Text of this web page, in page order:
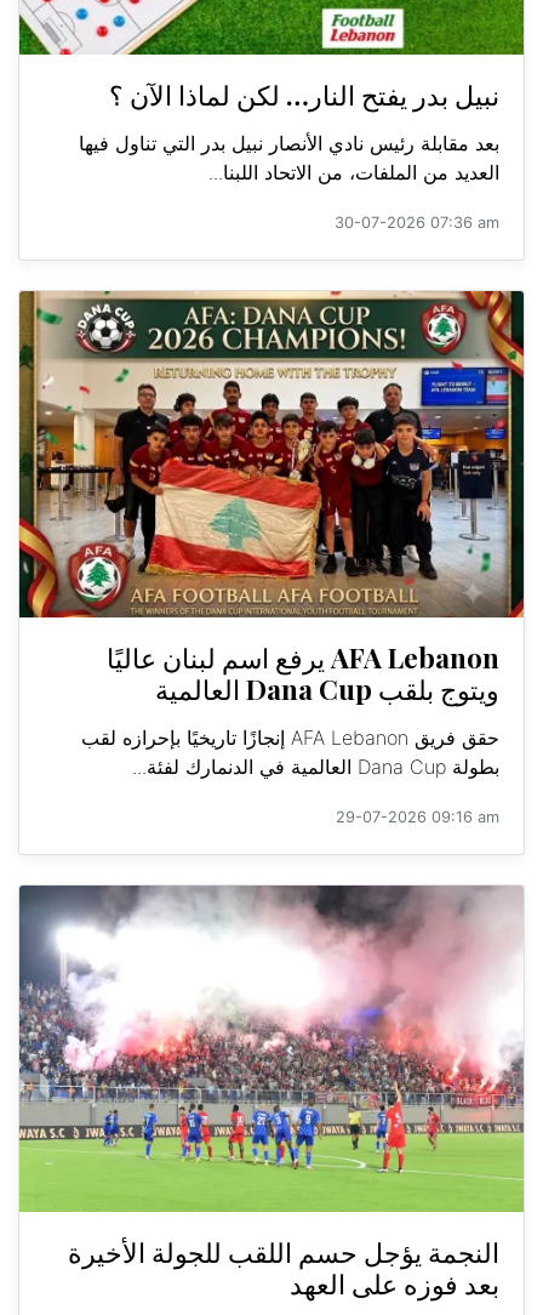
نبيل بدر يفتح النار… لكن لماذا الآن ؟
بعد مقابلة رئيس نادي الأنصار نبيل بدر التي تناول فيها
العديد من الملفات، من الاتحاد اللبنا...
30-07-2026 07:36 am
AFA Lebanon يرفع اسم لبنان عاليًا
ويتوج بلقب Dana Cup العالمية
حقق فريق AFA Lebanon إنجازًا تاريخيًا بإحرازه لقب
بطولة Dana Cup العالمية في الدنمارك لفئة...
29-07-2026 09:16 am
النجمة يؤجل حسم اللقب للجولة الأخيرة
بعد فوزه على العهد